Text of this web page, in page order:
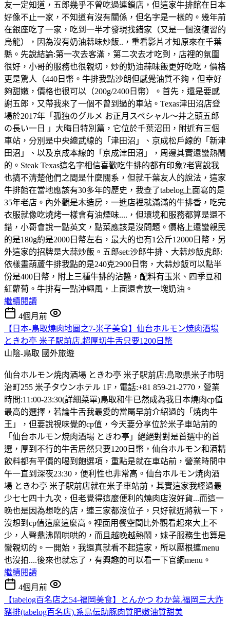
友一定知道，五郎幾乎不曾吃過連鎖店，但這家牛排館在日本
好像不止一家，不知道有沒有關係，但名字是一樣的。幾年前
在銀座吃了一家，吃到一半才發現找錯家（又是一個沒復習的
烏龍），因為沒有奶油蒜味炒飯..，重看影片才知原來在千葉
縣。先說結論:第一次去客滿，第二次去才吃到，店𥚃的氛圍
很好，小哥的服務也很親切，炒的奶油蒜味飯更好吃吃，價格
更是驚人（440日幣。牛排我點沙朗但感覺油質不夠，但幸好
夠甜嫩，價格也很可以（200g/2400日幣）。首先，還是要感
謝五郎，又帶我來了一個不曾到過的車站。Texas津田沼店登
場於2017年「孤独のグルメ お正月スペシャル～井之頭五郎
の長い一日 」大晦日特別篇，它位於千葉沼田，附近有三個
車站，分別是中央總武線的「津田沼」、京成松戶線的「新津
田沼」、以及京成本線的「京成津田沼」，周邊其實還蠻熱鬧
的。Steak Texas這名字相信喜歡吃牛排的都有印象?老實說我
也搞不清楚他們之間是什麼關系，但就千葉友人的說法，這家
牛排館在當地應該有30多年的歷史，我查了tabelog上面寫的是
35年老店。內外觀是木造房，一進店裡就滿滿的牛排香，吃完
衣服就像吃燒烤一樣會有油煙味....，但環境和服務都算是還不
錯，小哥會說一點英文，點菜應該是沒問題。價格上還蠻親民
的是180g約是2000日幣左右，最大的也有1公斤12000日幣，另
外這家的招牌是大蒜炒飯。五郎set:沙郎牛排、大蒜炒飯虎郎:
依樣畫葫蘆牛排我點的是240克2900日幣，大蒜炒飯可以點半
份是400日幣，附上三種牛排的沾醬，配料有玉米、四季豆和
紅蘿蔔。牛排有一點沖繩風，上面還會放一塊奶油。
繼續閱讀
4個月前
【日本-鳥取燒肉地圖之7-米子美食】仙台ホルモン焼肉酒場
ときわ亭 米子駅前店.超厚切牛舌只要1200日幣
山陰-鳥取 國外旅遊
仙台ホルモン焼肉酒場 ときわ亭 米子駅前店:鳥取県米子市明
治町255 米子タウンホテル 1F，電話:+81 859-21-2770，營業
時間:11:00-23:30(詳細菜單)鳥取和牛已然成為我日本燒肉cp值
最高的選擇，若論牛舌我最愛的當屬早前介紹過的「焼肉牛
王」，但要說視味覺的cp值，今天要分享位於米子車站前的
「仙台ホルモン焼肉酒場 ときわ亭」絕絕對對是首選中的首
選，厚到不行的牛舌居然只要1200日幣，仙台ホルモン和酒精
飲料都有平價的喝到飽選項，重點是就在車站前，營業時間中
午一直到深夜23:30，便利性也非常高。仙台ホルモン焼肉酒
場 ときわ亭 米子駅前店就在米子車站前，其實這家我經過最
少七七四十九次，但老覺得這麼便利的燒肉店沒好貨...而這一
晚也是因為想吃的店，連三家都沒位子，只好就近將就一下，
沒想到cp值這麼這麼高。裡面用餐空間比外觀看起來大上不
少，人聲鼎沸鬧哄哄的，而且越晚越熱鬧，妹子服務生也算是
蠻親切的。一開始，我還真就看不起這家，所以壓根連menu
也沒拍....後來也就忘了，有興趣的可以看一下官網menu。
繼續閱讀
4個月前
【tabelog百名店之54-福岡美食】とんかつ わか葉.福岡三大炸
豬排(tabelog百名店).系島伝助豚肉質肥嫩油質甜美